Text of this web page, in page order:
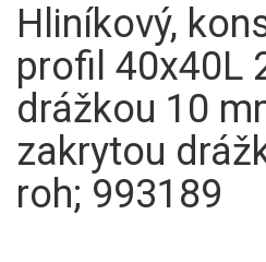
Hliníkový,
profil 40x40L
drážkou 10
zakrytou
roh; 993189